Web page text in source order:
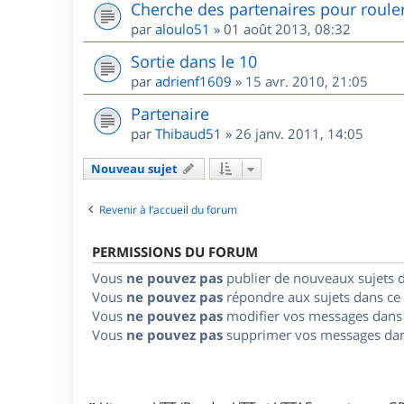
Cherche des partenaires pour
par aloulo51 » 01 août 2013, 08:32
Sortie dans le 10
par adrienf1609 » 15 avr. 2010, 21:05
Partenaire
par Thibaud51 » 26 janv. 2011, 14:05
Nouveau sujet
Revenir à l’accueil du forum
PERMISSIONS DU FORUM
Vous ne pouvez pas publier de nouveaux sujets
Vous ne pouvez pas répondre aux sujets dans
Vous ne pouvez pas modifier vos messages
Vous ne pouvez pas supprimer vos messages